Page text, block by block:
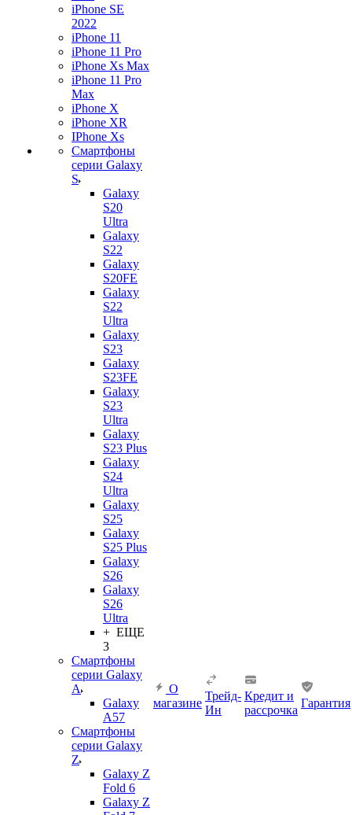
iPhone SE
2022
iPhone 11
iPhone 11 Pro
iPhone Xs Max
iPhone 11 Pro
Max
iPhone X
iPhone XR
IPhone Xs
Смартфоны
серии Galaxy
S
Galaxy
S20
Ultra
Galaxy
S22
Galaxy
S20FE
Galaxy
S22
Ultra
Galaxy
S23
Galaxy
S23FE
Galaxy
S23
Ultra
Galaxy
S23 Plus
Galaxy
S24
Ultra
Galaxy
S25
Galaxy
S25 Plus
Galaxy
S26
Galaxy
S26
Ultra
+ ЕЩЕ
3
Смартфоны
серии Galaxy
A
Galaxy
A57
Смартфоны
серии Galaxy
Z
Galaxy Z
Fold 6
Galaxy Z
О
магазине
Трейд-
Ин
Кредит и
рассрочка
Гарантия